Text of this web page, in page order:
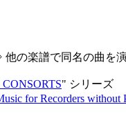
楽譜で同名の曲を演
" シリーズ
for Recorders without